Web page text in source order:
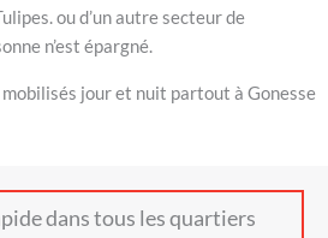
ou d’un autre secteur de
n’est épargné.
jour et nuit partout à Gonesse
dans tous les quartiers